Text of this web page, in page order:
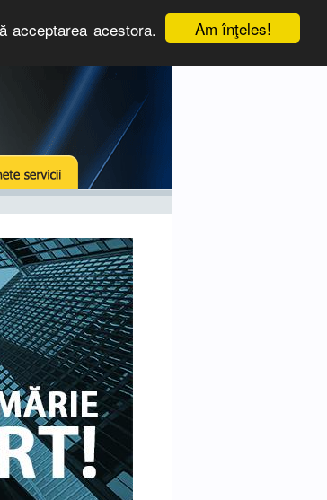
Am înţeles!
acceptarea acestora.